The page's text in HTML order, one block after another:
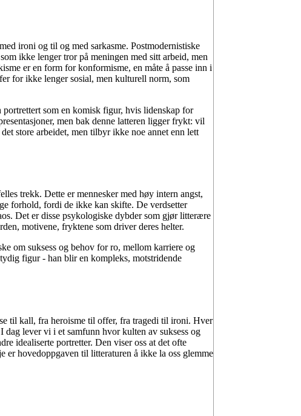
ironi og til og med sarkasme. Postmodernistiske
ikke lenger tror på meningen med sitt arbeid, men
er en form for konformisme, en måte å passe inn i
for ikke lenger sosial, men kulturell norm, som
som en komisk figur, hvis lidenskap for
men bak denne latteren ligger frykt: vil
store arbeidet, men tilbyr ikke noe annet enn lett
trekk. Dette er mennesker med høy intern angst,
forhold, fordi de ikke kan skifte. De verdsetter
Det er disse psykologiske dybder som gjør litterære
motivene, fryktene som driver deres helter.
om suksess og behov for ro, mellom karriere og
figur - han blir en kompleks, motstridende
til kall, fra heroisme til offer, fra tragedi til ironi. Hver
lever vi i et samfunn hvor kulten av suksess og
idealiserte portretter. Den viser oss at det ofte
hovedoppgaven til litteraturen å ikke la oss glemme